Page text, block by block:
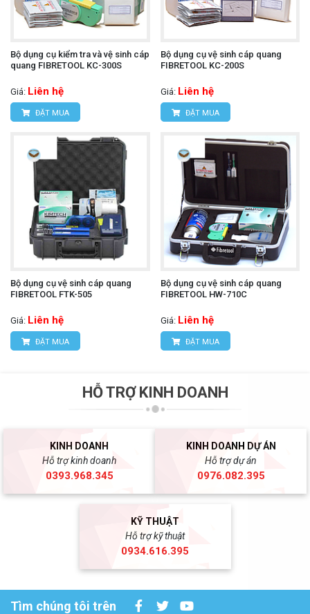
Bộ dụng cụ kiểm tra và vệ sinh cáp
quang FIBRETOOL KC-300S
Giá: Liên hệ
ĐẶT MUA
Bộ dụng cụ vệ sinh cáp quang
FIBRETOOL KC-200S
Giá: Liên hệ
ĐẶT MUA
Bộ dụng cụ vệ sinh cáp quang
FIBRETOOL FTK-505
Giá: Liên hệ
ĐẶT MUA
Bộ dụng cụ vệ sinh cáp quang
FIBRETOOL HW-710C
Giá: Liên hệ
ĐẶT MUA
HỖ TRỢ KINH DOANH
KINH DOANH
Hỗ trợ kinh doanh
0393.968.345
KINH DOANH DỰ ÁN
Hỗ trợ dự án
0976.082.395
KỸ THUẬT
Hỗ trợ kỹ thuật
0934.616.395
Tìm chúng tôi trên